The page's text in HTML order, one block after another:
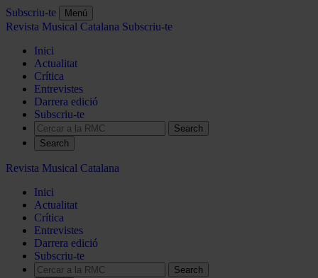
Subscriu-te Menú
Revista Musical Catalana Subscriu-te
Inici
Actualitat
Crítica
Entrevistes
Darrera edició
Subscriu-te
Search
Revista Musical Catalana
Inici
Actualitat
Crítica
Entrevistes
Darrera edició
Subscriu-te